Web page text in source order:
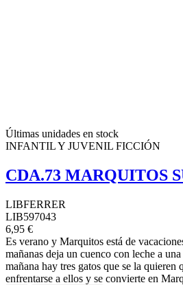
Últimas unidades en stock
INFANTIL Y JUVENIL FICCIÓN
CDA.73 MARQUITOS
LIBFERRER
LIB597043
6,95 €
Es verano y Marquitos está de
mañanas deja un cuenco con leche a
mañana hay tres gatos que se la quieren
enfrentarse a ellos y se convierte en